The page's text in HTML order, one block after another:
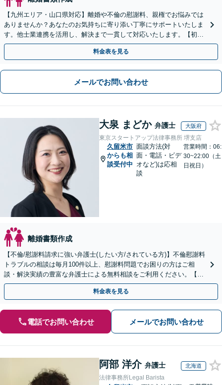
【九州エリア・山口県対応】離婚や不倫の慰謝料、親権でお悩みでは
ありませんか？あなたのお気持ちに寄り添い丁寧にサポートいたしま
す。他士業連携を活用し、解決まで一貫して対応いたします。【初回
相談60分無料】
料金表を見る
メールでお問い合わせ
大泉 まどか 弁護士 大阪府
東京スタートアップ法律事務所 堺支店
久留米市
からも相
談受付中
面談方法(対
面・電話・ビデ
オなど)は応相
談
営業時間：06:
30~22:00（土
日祝日）
離婚書類作成
【不倫/慰謝料請求に強い弁護士(したい方/されている方)】不倫慰謝料
トラブルの相談は毎月100件以上、慰謝料問題でお困りの方はご相
談・解決実績の豊富な弁護士による無料相談をご利用ください。【不
倫相談は初回0円】【全国対応】
料金表を見る
電話でお問い合わせ メールでお問い合わせ
阿部 洋介 弁護士 北海道
法律事務所Legal Barista